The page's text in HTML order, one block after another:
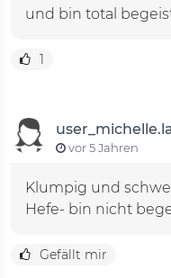
und bin total
1
vor 5 Jahren
Klumpig und
Hefe- bin nicht
Gefällt mir